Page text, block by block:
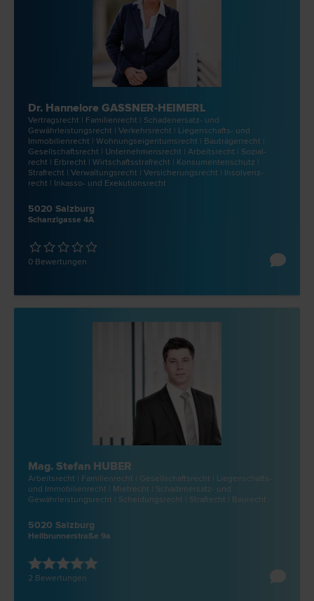
Dr. Hannelore GASSNER-HEIMERL
Vertrags­recht | Familien­recht | Schadenersatz- und
Gewährleistungs­recht | Verkehrs­recht | Liegenschafts- und
Immobilien­recht | Wohnungseigentums­recht | Bauträger­recht |
Gesellschafts­recht | Unternehmens­recht | Arbeits­recht | Sozial­
recht | Erb­recht | Wirtschaftsstraf­recht | Konsumentenschutz |
Straf­recht | Verwaltungs­recht | Versicherungs­recht | Insolvenz­
recht | Inkasso- und Exekutions­recht
5020 Salzburg
Schanzlgasse 4A
0 Bewertungen
Mag. Stefan HUBER
Arbeits­recht | Familien­recht | Gesellschafts­recht | Liegenschafts-
und Immobilien­recht | Miet­recht | Schadenersatz- und
Gewährleistungs­recht | Scheidungs­recht | Straf­recht | Bau­recht
5020 Salzburg
Hellbrunnerstraße 9a
2 Bewertungen